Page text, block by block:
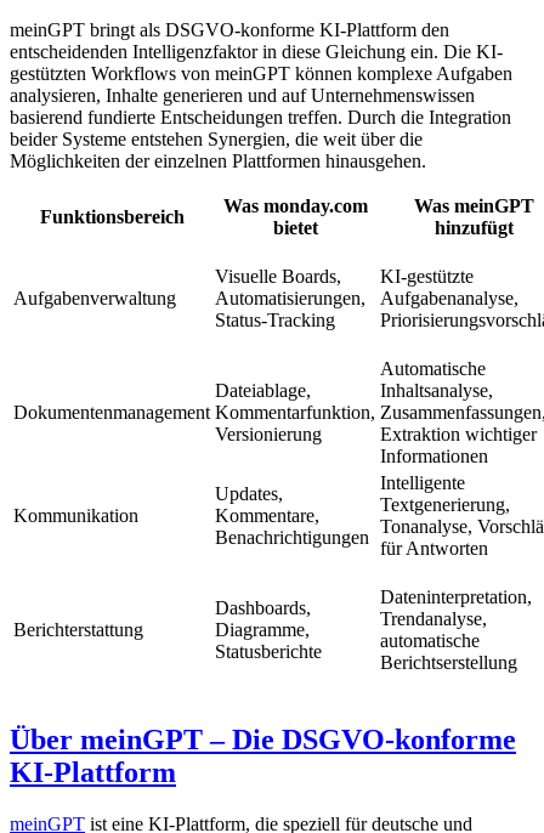
meinGPT bringt als DSGVO-konforme KI-Plattform den
entscheidenden Intelligenzfaktor in diese Gleichung ein. Die KI-
gestützten Workflows von meinGPT können komplexe Aufgaben
analysieren, Inhalte generieren und auf Unternehmenswissen
basierend fundierte Entscheidungen treffen. Durch die Integration
beider Systeme entstehen Synergien, die weit über die
Möglichkeiten der einzelnen Plattformen hinausgehen.
Funktionsbereich
Was monday.com
bietet
Was meinGPT
hinzufügt
Aufgabenverwaltung
Visuelle Boards,
Automatisierungen,
Status-Tracking
KI-gestützte
Aufgabenanalyse,
Dokumentenmanagement
Dateiablage,
Kommentarfunktion,
Versionierung
Automatische
Inhaltsanalyse,
Extraktion wichtiger
Informationen
Kommunikation
Updates,
Kommentare,
Benachrichtigungen
Intelligente
Textgenerierung,
Tonanalyse,
für Antworten
Berichterstattung
Dashboards,
Diagramme,
Statusberichte
Dateninterpretation,
Trendanalyse,
automatische
Berichtserstellung
Über meinGPT – Die DSGVO-konforme
KI-Plattform
meinGPT ist eine KI-Plattform, die speziell für deutsche und